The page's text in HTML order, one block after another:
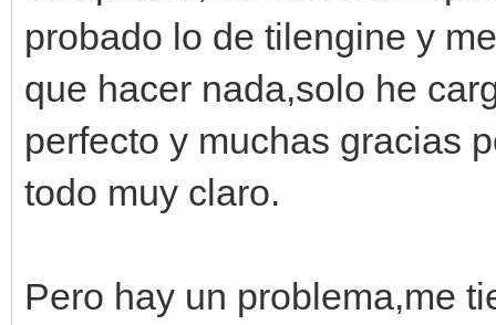
probado lo de tilengine y
que hacer nada,solo he
perfecto y muchas gracias
todo muy claro.
Pero hay un problema,me